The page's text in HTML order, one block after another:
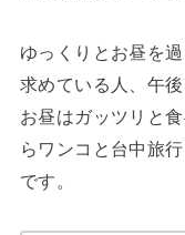
ゆっくりとお昼を
求めている人、午
お昼はガッツリと
らワンコと台中旅
です。